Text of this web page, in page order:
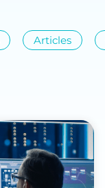
Articles